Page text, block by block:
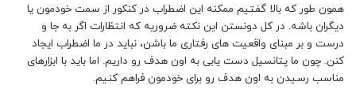
همون طور که بالا گفتیم ممکنه این اضطراب در کنکور از سمت خودمون یا
دیگران باشه. در کل دونستن این نکته ضروریه که انتظارات اگر به جا و
درست و بر مبنای واقعیت های رفتاری ما باشن، نباید در ما اضطراب ایجاد
کنن. چون ما پتانسیل دست یابی به اون هدف رو داریم. اما باید با ابزارهای
مناسب رسیدن به اون هدف رو برای خودمون فراهم کنیم.